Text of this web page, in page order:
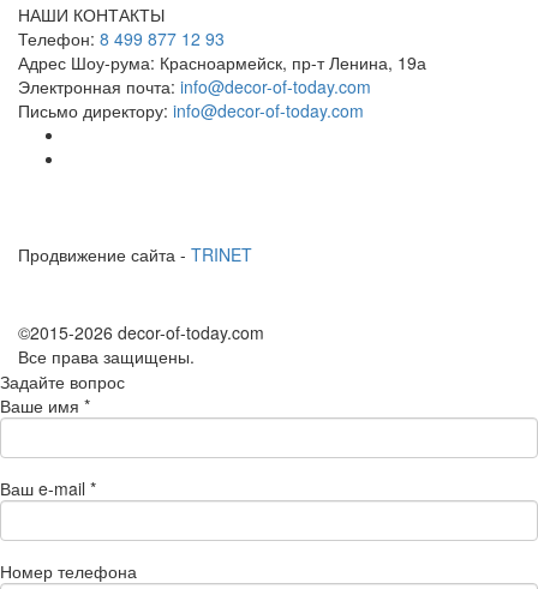
НАШИ КОНТАКТЫ
Телефон: 8 499 877 12 93
Адрес Шоу-рума: Красноармейск, пр-т Ленина, 19а
Электронная почта: info@decor-of-today.com
Письмо директору: info@decor-of-today.com
Продвижение сайта - TRINET
©2015-2026 decor-of-today.com
Все права защищены.
Задайте вопрос
Ваше имя *
Ваш e-mail *
Номер телефона